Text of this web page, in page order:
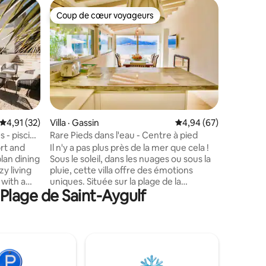
Note moyenne de 4,91 sur 5, 32 commentaires
4,91 (32)
- piscine
and
dining
living
a
and
a
Coup de cœur voyageurs
Coup de cœur voyageurs
Villa · Gassin Note moyenne de
4,94 (67)
Rare Pieds dans l'eau - Centre à pied
Il n'y a pas plus près de la mer que cela !
Sous le soleil, dans les nuages ou sous la
pluie, cette villa offre des émotions
uniques. Située sur la plage de la
Bouillabaisse, Eco del Mare offre une vue
imprenable et un accès direct à la mer.
port pittoresque, laissez-vous séduire
de Saint-Aygulf